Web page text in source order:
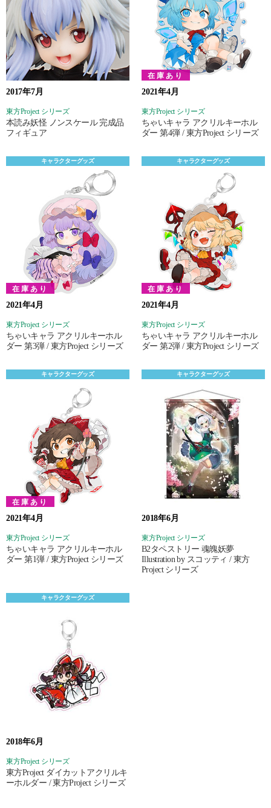
2017年7月
東方Project シリーズ
本読み妖怪 ノンスケール 完成品
フィギュア
在庫あり
2021年4月
東方Project シリーズ
ちゃいキャラ アクリルキーホル
ダー 第4弾 / 東方Project シリーズ
キャラクターグッズ
在庫あり
2021年4月
東方Project シリーズ
ちゃいキャラ アクリルキーホル
ダー 第3弾 / 東方Project シリーズ
キャラクターグッズ
在庫あり
2021年4月
東方Project シリーズ
ちゃいキャラ アクリルキーホル
ダー 第2弾 / 東方Project シリーズ
キャラクターグッズ
在庫あり
2021年4月
東方Project シリーズ
ちゃいキャラ アクリルキーホル
ダー 第1弾 / 東方Project シリーズ
キャラクターグッズ
2018年6月
東方Project シリーズ
B2タペストリー 魂魄妖夢
Illustration by スコッティ / 東方
Project シリーズ
キャラクターグッズ
2018年6月
東方Project シリーズ
東方Project ダイカットアクリルキ
ーホルダー / 東方Project シリーズ